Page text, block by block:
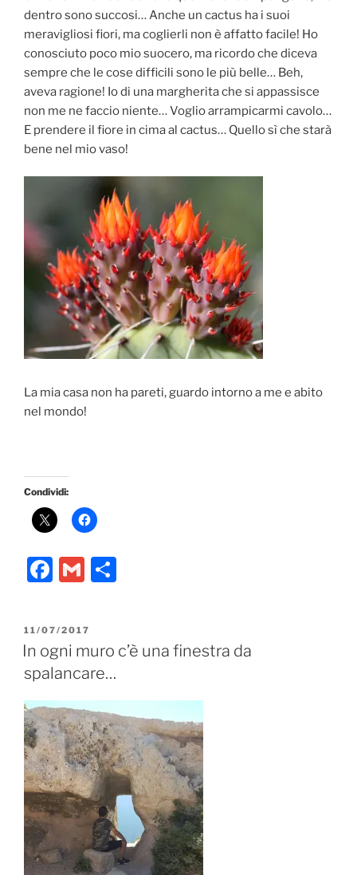
dentro sono succosi… Anche un cactus ha i suoi
meravigliosi fiori, ma coglierli non è affatto facile! Ho
conosciuto poco mio suocero, ma ricordo che diceva
sempre che le cose difficili sono le più belle… Beh,
aveva ragione! Io di una margherita che si appassisce
non me ne faccio niente… Voglio arrampicarmi cavolo…
E prendere il fiore in cima al cactus… Quello sì che starà
bene nel mio vaso!
La mia casa non ha pareti, guardo intorno a me e abito
nel mondo!
Condividi:
F
c
e
b
o
o
k
G
ai
l
di
di
PUBBLICATO
IL
11/07/2017
In ogni muro c’è una finestra da
spalancare…